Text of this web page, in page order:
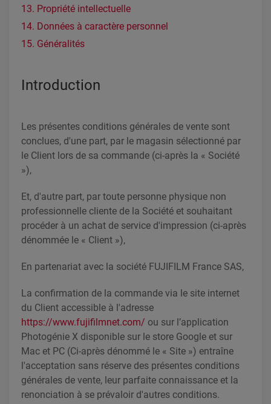
13. Propriété intellectuelle
14. Données à caractère personnel
15. Généralités
Introduction
Les présentes conditions générales de vente sont
conclues, d'une part, par le magasin sélectionné par
le Client lors de sa commande (ci-après la « Société
»),
Et, d'autre part, par toute personne physique non
professionnelle cliente de la Société et souhaitant
procéder à un achat de service d'impression (ci-après
dénommée le « Client »),
En partenariat avec la société FUJIFILM France SAS,
La confirmation de la commande via le site internet
du Client accessible à l'adresse
https://www.fujifilmnet.com/ ou sur l’application
Photogénie X disponible sur le store Google et sur
Mac et PC (Ci-après dénommé le « Site ») entraîne
l'acceptation sans réserve des présentes conditions
générales de vente, leur parfaite connaissance et la
renonciation à se prévaloir d'autres conditions.